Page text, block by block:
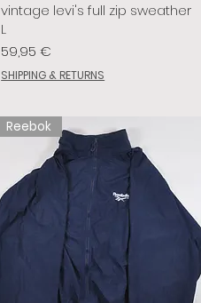
vintage levi's full zip sweather
L
Prix
59,95 €
SHIPPING & RETURNS
Reebok